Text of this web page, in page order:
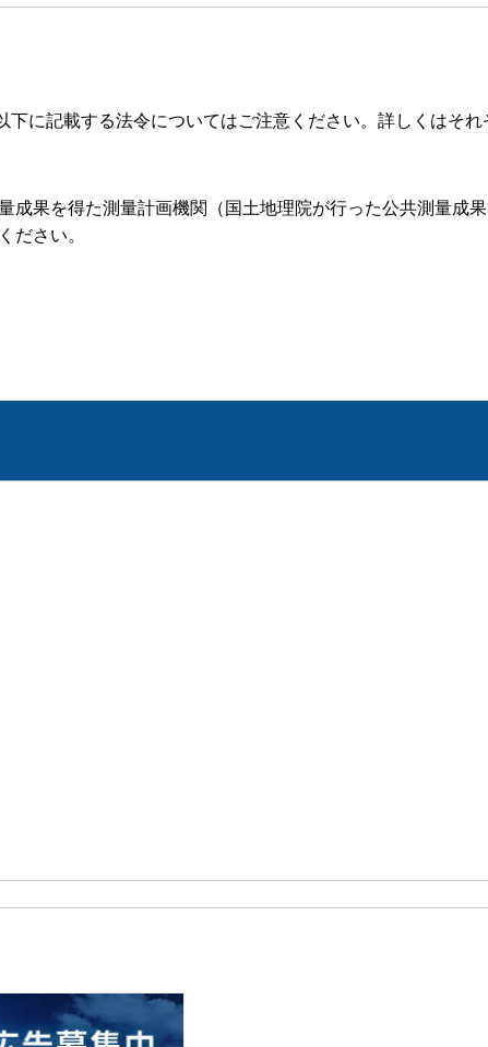
に記載する法令についてはご注意ください。詳しくはそ
果を得た測量計画機関（国土地理院が行った公共測量成
さい。